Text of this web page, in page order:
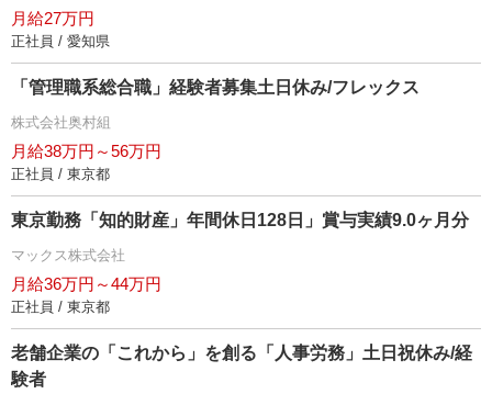
月給27万円
正社員 / 愛知県
「管理職系総合職」経験者募集土日休み/フレックス
株式会社奥村組
月給38万円～56万円
正社員 / 東京都
東京勤務「知的財産」年間休日128日」賞与実績9.0ヶ月分
マックス株式会社
月給36万円～44万円
正社員 / 東京都
老舗企業の「これから」を創る「人事労務」土日祝休み/経
験者